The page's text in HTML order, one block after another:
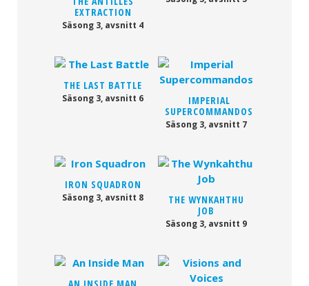
EXTRACTION
Säsong 3, avsnitt 4
THE LAST BATTLE
Säsong 3, avsnitt 6
IMPERIAL
SUPERCOMMANDOS
Säsong 3, avsnitt 7
IRON SQUADRON
Säsong 3, avsnitt 8
THE WYNKAHTHU
JOB
Säsong 3, avsnitt 9